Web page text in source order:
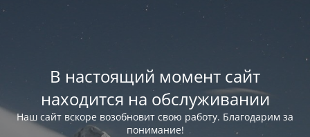
В настоящий момент сайт
находится на обслуживании
Наш сайт вскоре возобновит свою работу. Благодарим за
понимание!